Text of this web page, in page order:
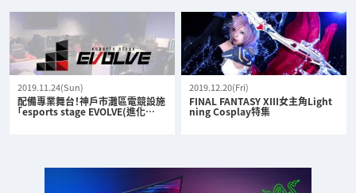
2019.11.24(Sun)
配備專業舞台！神戶市灘區電競設施
「esports stage EVOLVE(進化…
2019.12.20(Fri)
FINAL FANTASY XIII女主角Light
ning Cosplay特集